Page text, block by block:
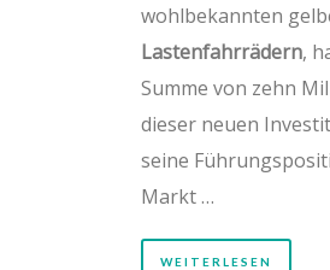
wohlbekannten
Lastenfahrrädern,
Summe von zehn
dieser neuen
seine
Markt …
WEITERLESEN